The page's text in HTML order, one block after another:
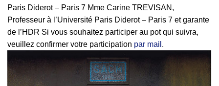
Paris Diderot – Paris 7 Mme Carine TREVISAN,
Professeur à l’Université Paris Diderot – Paris 7 et garante
de l’HDR Si vous souhaitez participer au pot qui suivra,
veuillez confirmer votre participation par mail .